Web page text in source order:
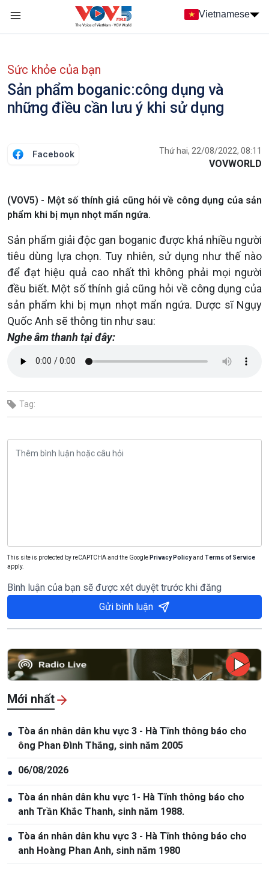
Nhảy đến nội dung
Vietnamese
Sức khỏe của bạn
Sản phẩm boganic:công dụng và
những điều cần lưu ý khi sử dụng
Facebook Thứ hai, 22/08/2022, 08:11
VOVWORLD
(VOV5) - Một số thính giả cũng hỏi về công dụng của sản
phẩm khi bị mụn nhọt mẩn ngứa.
Sản phẩm giải độc gan boganic được khá nhiều người
tiêu dùng lựa chọn. Tuy nhiên, sử dụng như thế nào
để đạt hiệu quả cao nhất thì không phải mọi người
đều biết. Một số thính giả cũng hỏi về công dụng của
sản phẩm khi bị mụn nhọt mẩn ngứa. Dược sĩ Ngụy
Quốc Anh sẽ thông tin như sau:
Nghe âm thanh tại đây:
Tag:
This site is protected by reCAPTCHA and the Google Privacy Policyand Terms of Service
apply.
Bình luận của bạn sẽ được xét duyệt trước khi đăng
Gửi bình luận
Mới nhất
● Tòa án nhân dân khu vực 3 - Hà Tĩnh thông báo cho
ông Phan Đình Thắng, sinh năm 2005
● 06/08/2026
● Tòa án nhân dân khu vực 1- Hà Tĩnh thông báo cho
anh Trần Khắc Thanh, sinh năm 1988.
● Tòa án nhân dân khu vực 3 - Hà Tĩnh thông báo cho
anh Hoàng Phan Anh, sinh năm 1980